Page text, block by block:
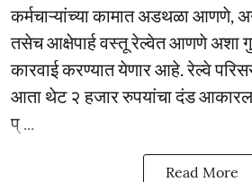
कर्मचाऱ्यांच्या कामात अडथळा आणणे,
तसेच आक्षेपार्ह वस्तू रेल्वेत आणणे अशा
कारवाई करण्यात येणार आहे. रेल्वे
आता थेट २ हजार रुपयांचा दंड
प् ...
Read More